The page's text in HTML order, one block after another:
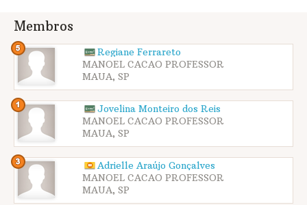
Membros
Regiane Ferrareto
MANOEL CACAO PROFESSOR
MAUA, SP
Jovelina Monteiro dos Reis
MANOEL CACAO PROFESSOR
MAUA, SP
Adrielle Araújo Gonçalves
MANOEL CACAO PROFESSOR
MAUA, SP